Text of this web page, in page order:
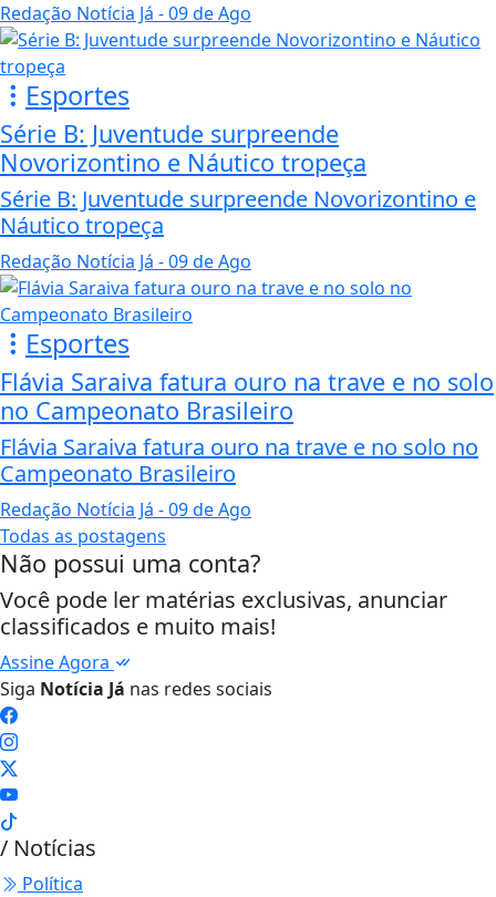
Redação Notícia Já - 09 de Ago
Esportes
Série B: Juventude surpreende
Novorizontino e Náutico tropeça
Série B: Juventude surpreende Novorizontino e
Náutico tropeça
Redação Notícia Já - 09 de Ago
Esportes
Flávia Saraiva fatura ouro na trave e no solo
no Campeonato Brasileiro
Flávia Saraiva fatura ouro na trave e no solo no
Campeonato Brasileiro
Redação Notícia Já - 09 de Ago
Todas as postagens
Não possui uma conta?
Você pode ler matérias exclusivas, anunciar
classificados e muito mais!
Assine Agora
Siga Notícia Já nas redes sociais
/ Notícias
Política